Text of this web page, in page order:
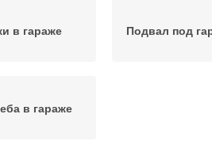
в гараже Подвал под
в гараже